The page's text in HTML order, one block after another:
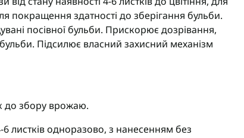
покращення здатності до зберігання бульби.
посівної бульби. Прискорює дозрівання,
бульби. Підсилює власний захисний механізм
до збору врожаю.
6 листків одноразово, з нанесенням без